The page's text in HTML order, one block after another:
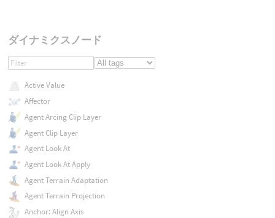
ダイナミクスノード
Active Value
Affector
Agent Arcing Clip Layer
Agent Clip Layer
Agent Look At
Agent Look At Apply
Agent Terrain Adaptation
Agent Terrain Projection
Anchor: Align Axis